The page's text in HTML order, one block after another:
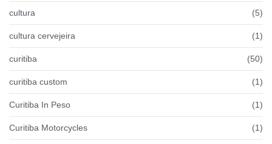
cultura (5)
cultura cervejeira (1)
curitiba (50)
curitiba custom (1)
Curitiba In Peso (1)
Curitiba Motorcycles (1)